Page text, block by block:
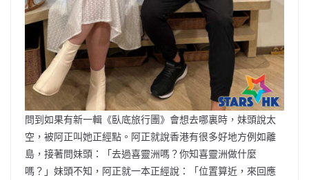
問到如果有新一輯《臥底旅行團》會想去哪裏時，妹頭說太
空，被阿正叫她正經點。阿正就說香港有很多好地方例如離
島，接著問妹頭：「去過喜靈洲嗎？你知喜靈洲做什麼
嗎？」妹頭不知，阿正就一本正經說：「位置算近，來回應